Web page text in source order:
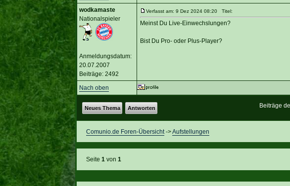
wodkamaste
Nationalspieler
Anmeldungsdatum:
20.07.2007
Beiträge: 2492
Verfasst am: 9 Dez 2024 08:20 Titel:
Meinst Du Live-Einwechslungen?
Bist Du Pro- oder Plus-Player?
Nach oben
Beiträge
Neues Thema Antworten
Comunio.de Foren-Übersicht->Aufstellungen
Seite 1von 1